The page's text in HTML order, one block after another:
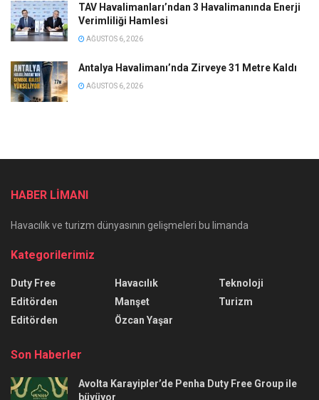
TAV Havalimanları’ndan 3 Havalimanında Enerji
Verimliliği Hamlesi
AĞUSTOS 6, 2026
Antalya Havalimanı’nda Zirveye 31 Metre Kaldı
AĞUSTOS 6, 2026
HABER LİMANI
Havacılık ve turizm dünyasının gelişmeleri bu limanda
Kategorilerimiz
Duty Free
Editörden
Editörden
Havacılık
Manşet
Özcan Yaşar
Teknoloji
Turizm
Son Haberler
Avolta Karayipler’de Penha Duty Free Group ile
büyüyor